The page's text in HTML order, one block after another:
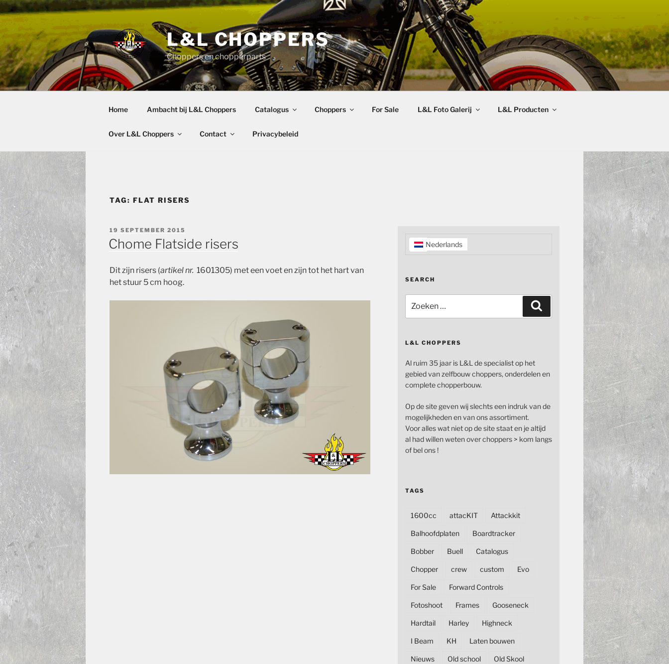
Ga
naar
inhoud
L&L CHOPPERS
Choppers en chopperparts
Home Ambacht bij L&L Choppers Catalogus Choppers For Sale L&L Foto Galerij L&L Producten
Over L&L Choppers Contact Privacybeleid
TAG: FLAT RISERS
GEPLAATST
OP
19 SEPTEMBER 2015
Chome Flatside risers
Dit zijn risers (artikel nr. 1601305) met een voet en zijn tot het hart van
het stuur 5 cm hoog.
Nederlands
SEARCH
naar:
L&L CHOPPERS
Al ruim 35 jaar is L&L de specialist op het
gebied van zelfbouw choppers, onderdelen en
complete chopperbouw.
Op de site geven wij slechts een indruk van de
mogelijkheden en van ons assortiment.
Voor alles wat niet op de site staat en je altijd
al had willen weten over choppers > kom langs
of bel ons !
TAGS
1600cc attacKIT Attackkit
Balhoofdplaten Boardtracker
Bobber Buell Catalogus
Chopper crew custom Evo
For Sale Forward Controls
Fotoshoot Frames Gooseneck
Hardtail Harley Highneck
I Beam KH Laten bouwen
Nieuws Old school Old Skool